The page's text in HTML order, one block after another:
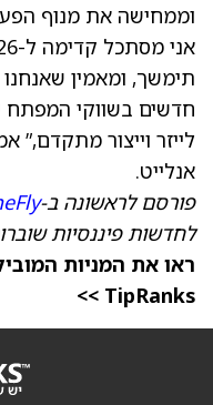
וממחישה את מנוף
תימשך, ומאמין
חדשים בשווקי המפתח
לייזר וייצור מתקדם,”
אנלייט.
פורסם לראשונה ב-
לחדשות פיננסיות
ראו את המניות
TipRanks >>